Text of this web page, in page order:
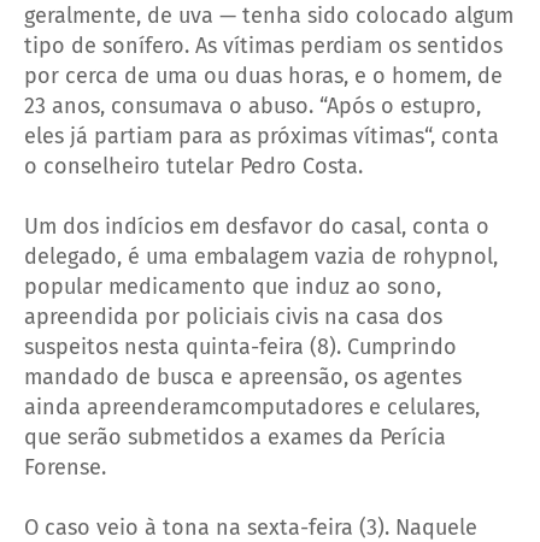
geralmente, de uva — tenha sido colocado algum
tipo de sonífero. As vítimas perdiam os sentidos
por cerca de uma ou duas horas, e o homem, de
23 anos, consumava o abuso. “Após o estupro,
eles já partiam para as próximas vítimas“, conta
o conselheiro tutelar Pedro Costa.
Um dos indícios em desfavor do casal, conta o
delegado, é uma embalagem vazia de rohypnol,
popular medicamento que induz ao sono,
apreendida por policiais civis na casa dos
suspeitos nesta quinta-feira (8). Cumprindo
mandado de busca e apreensão, os agentes
ainda apreenderamcomputadores e celulares,
que serão submetidos a exames da Perícia
Forense.
O caso veio à tona na sexta-feira (3). Naquele